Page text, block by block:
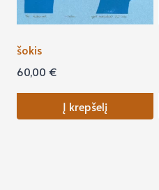
šokis
60,00 €
Į krepšelį